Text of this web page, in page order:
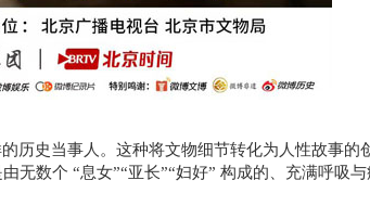
历史当事人。这种将文物细节转化为人性故事的
无数个 “息女”“亚长”“妇好” 构成的、充满呼吸